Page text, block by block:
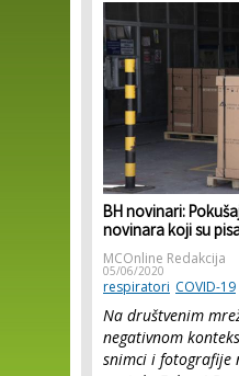
BH novinari:
novinara koji su
MCOnline Redakcija
05/06/2020
respiratori COVID-19
Na društvenim
negativnom
snimci i fotografije